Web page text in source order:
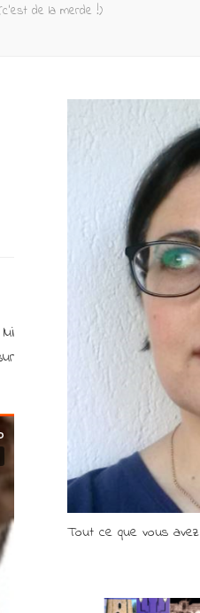
de la merde !)
Tout ce que vous